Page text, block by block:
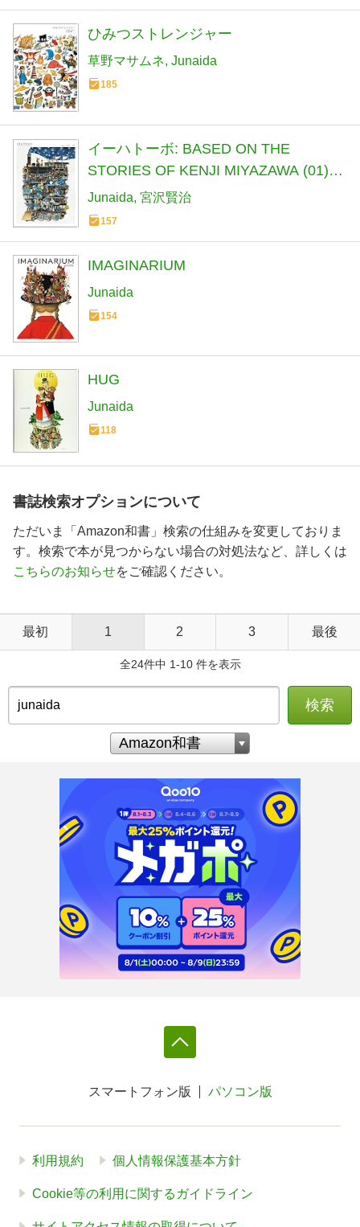
ひみつストレンジャー
草野マサムネ Junaida
185
イーハトーボ: BASED ON THE
STORIES OF KENJI MIYAZAWA (01)
(IHATOVO)
Junaida 宮沢賢治
157
IMAGINARIUM
Junaida
154
HUG
Junaida
118
書誌検索オプションについて
ただいま「Amazon和書」検索の仕組みを変更しておりま
す。検索で本が見つからない場合の対処法など、詳しくは
こちらのお知らせをご確認ください。
最初 1 2 3 最後
全24件中 1-10 件を表示
検索
スマートフォン版 パソコン版
利用規約 個人情報保護基本方針
Cookie等の利用に関するガイドライン